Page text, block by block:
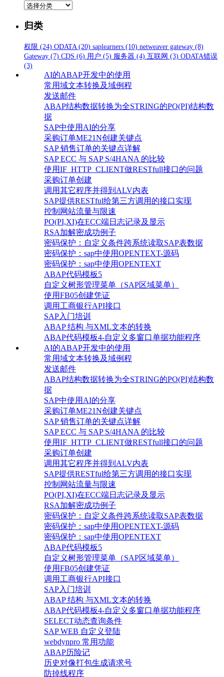
分
归类
权限 (24) ODATA (20) saplearners (10) netweaver gateway (8)
Gateway (7) CDS (6) 用户 (5) 服务器 (4) 互联网 (3) ODATA错误
(3)
AI的ABAP开发中的使用
常用域文本转换及域例程
发送邮件
ABAP结构数据转换为全STRING的PO(PI)结构数
据
SAP中使用AI的分享
采购订单ME21N创建关键点
SAP 销售订单的关键点详解
SAP ECC 与 SAP S/4HANA 的比较
使用IF_HTTP_CLIENT做RESTfull接口的问题
采购订单创建
调用其它程序并得到ALV内表
SAP提供RESTful给第三方调用的接口实现
控制网站流量与限速
PO(PI,XI)在ECC端日志记录及显示
RSA加解密成功例子
密码保护：自定义条件跨系统读取SAP表数据
密码保护：sap中使用OPENTEXT-源码
密码保护：sap中使用OPENTEXT
ABAP代码模板5
自定义树形管理菜单（SAP区域菜单）
使用FB05创建凭证
调用工商银行API接口
SAP入门培训
ABAP 结构 与XML文本的转换
ABAP代码模板4-自定义多窗口单据功能程序
AI的ABAP开发中的使用
常用域文本转换及域例程
发送邮件
ABAP结构数据转换为全STRING的PO(PI)结构数
据
SAP中使用AI的分享
采购订单ME21N创建关键点
SAP 销售订单的关键点详解
SAP ECC 与 SAP S/4HANA 的比较
使用IF_HTTP_CLIENT做RESTfull接口的问题
采购订单创建
调用其它程序并得到ALV内表
SAP提供RESTful给第三方调用的接口实现
控制网站流量与限速
PO(PI,XI)在ECC端日志记录及显示
RSA加解密成功例子
密码保护：自定义条件跨系统读取SAP表数据
密码保护：sap中使用OPENTEXT-源码
密码保护：sap中使用OPENTEXT
ABAP代码模板5
自定义树形管理菜单（SAP区域菜单）
使用FB05创建凭证
调用工商银行API接口
SAP入门培训
ABAP 结构 与XML文本的转换
ABAP代码模板4-自定义多窗口单据功能程序
SELECT动态查询条件
SAP WEB 自定义登陆
webdynpro 常用功能
ABAP历险记
历史对像打包生成请求号
防掉线程序